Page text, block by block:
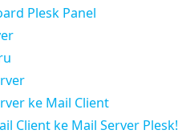
Plesk Panel
ke Mail Client
Client ke Mail Server Plesk!